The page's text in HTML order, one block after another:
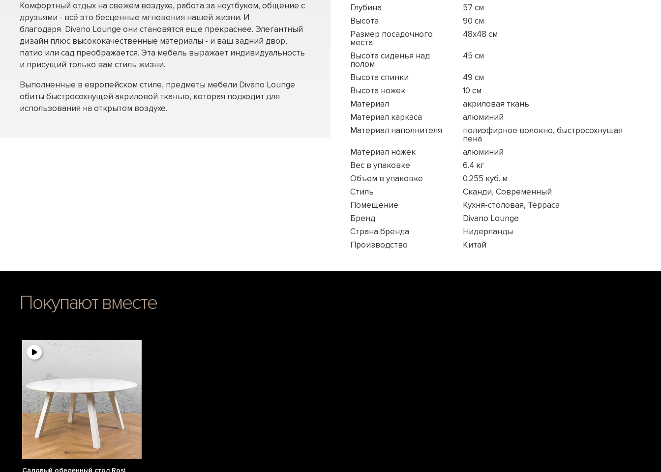
Комфортный отдых на свежем воздухе, работа за ноутбуком, общение с
друзьями - всё это бесценные мгновения нашей жизни. И
благодаря Divano Lounge они становятся еще прекраснее. Элегантный
дизайн плюс высококачественные материалы - и ваш задний двор,
патио или сад преображается. Эта мебель выражает индивидуальность
и присущий только вам стиль жизни.
Выполненные в европейском стиле, предметы мебели Divano Lounge
обиты быстросохнущей акриловой тканью, которая подходит для
использования на открытом воздухе.
Глубина
57 см
Высота
90 см
Размер посадочного
места
48х48 см
Высота сиденья над
полом
45 см
Высота спинки
49 см
Высота ножек
10 см
Материал
акриловая ткань
Материал каркаса
алюминий
Материал наполнителя
полиэфирное волокно, быстросохнущая
пена
Материал ножек
алюминий
Вес в упаковке
6.4 кг
Объем в упаковке
0.255 куб. м
Стиль
Сканди, Современный
Помещение
Кухня-столовая, Терраса
Бренд
Divano Lounge
Страна бренда
Нидерланды
Производство
Китай
Покупают вместе
Садовый обеденный стол Rosi